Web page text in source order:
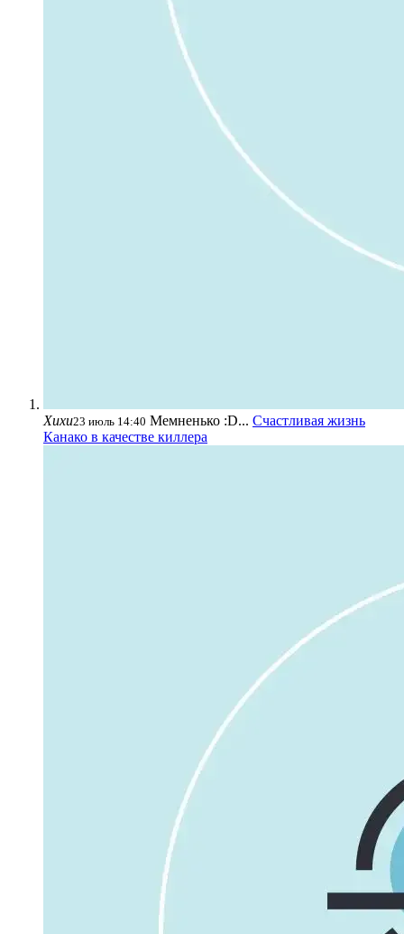
Хихи23 июль 14:40 Мемненько :D... Счастливая жизнь
Канако в качестве киллера